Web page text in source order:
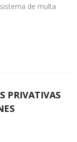
de multa
PRIVATIVAS